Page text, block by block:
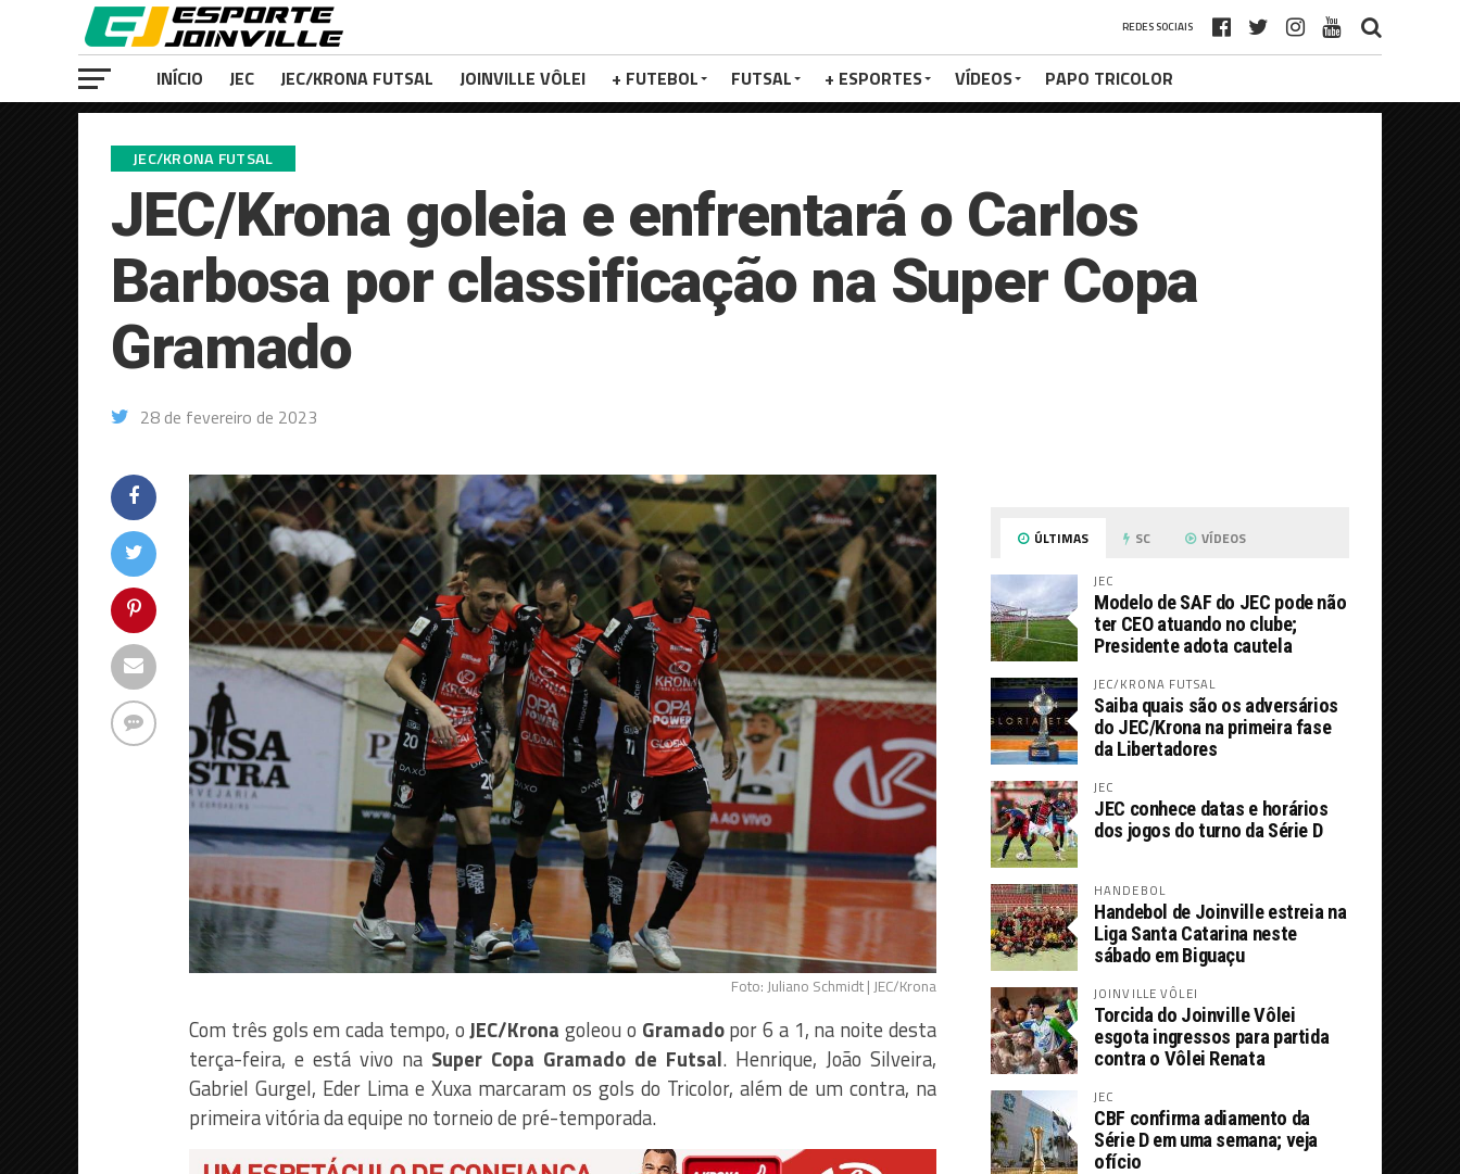
REDES SOCIAIS
INÍCIO JEC JEC/KRONA FUTSAL JOINVILLE VÔLEI + FUTEBOL FUTSAL + ESPORTES VÍDEOS PAPO TRICOLOR
JEC/KRONA FUTSAL
JEC/Krona goleia e enfrentará o Carlos
Barbosa por classificação na Super Copa
Gramado
28 de fevereiro de 2023
Foto: Juliano Schmidt | JEC/Krona
Com três gols em cada tempo, oJEC/Krona goleou o Gramadopor 6 a 1, na noite desta
terça-feira, e está vivo na Super Copa Gramado de Futsal. Henrique, João Silveira,
Gabriel Gurgel, Eder Lima e Xuxa marcaram os gols do Tricolor, além de um contra, na
primeira vitória da equipe no torneio de pré-temporada.
ÚLTIMAS SC VÍDEOS
JEC
Modelo de SAF do JEC pode não
ter CEO atuando no clube;
Presidente adota cautela
JEC/KRONA FUTSAL
Saiba quais são os adversários
do JEC/Krona na primeira fase
da Libertadores
JEC
JEC conhece datas e horários
dos jogos do turno da Série D
HANDEBOL
Handebol de Joinville estreia na
Liga Santa Catarina neste
sábado em Biguaçu
JOINVILLE VÔLEI
Torcida do Joinville Vôlei
esgota ingressos para partida
contra o Vôlei Renata
JEC
CBF confirma adiamento da
Série D em uma semana; veja
ofício